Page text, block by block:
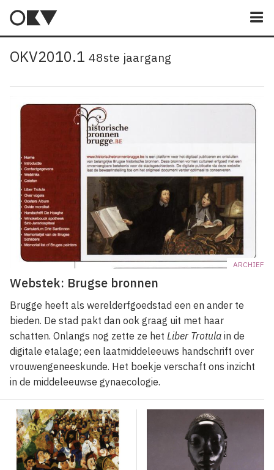
OKV2010.1 48ste jaargang
ARCHIEF
Webstek: Brugse bronnen
Brugge heeft als werelderfgoedstad een en ander te
bieden. De stad pakt dan ook graag uit met haar
schatten. Onlangs nog zette ze het Liber Trotula in de
digitale etalage; een laatmiddeleeuws handschrift over
vrouwengeneeskunde. Het boekje verschaft ons inzicht
in de middeleeuwse gynaecologie.